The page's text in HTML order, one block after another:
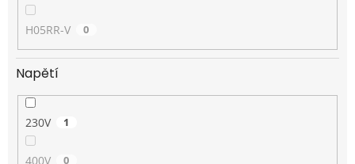
H05RR-V 0
Napětí
230V 1
400V 0